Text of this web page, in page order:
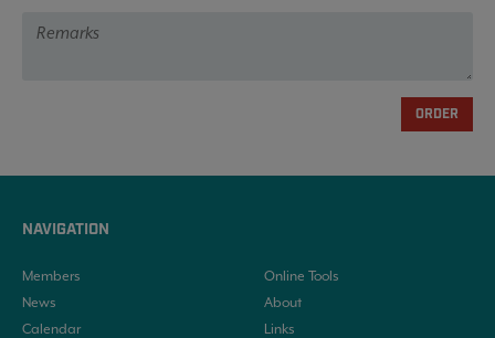
ORDER
NAVIGATION
Members
News
Calendar
Online Tools
About
Links